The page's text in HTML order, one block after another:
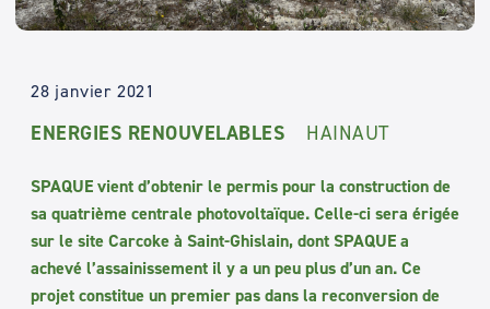
28 janvier 2021
ENERGIES RENOUVELABLES HAINAUT
SPAQUE vient d’obtenir le permis pour la construction de
sa quatrième centrale photovoltaïque. Celle-ci sera érigée
sur le site Carcoke à Saint-Ghislain, dont SPAQUE a
achevé l’assainissement il y a un peu plus d’un an. Ce
projet constitue un premier pas dans la reconversion de